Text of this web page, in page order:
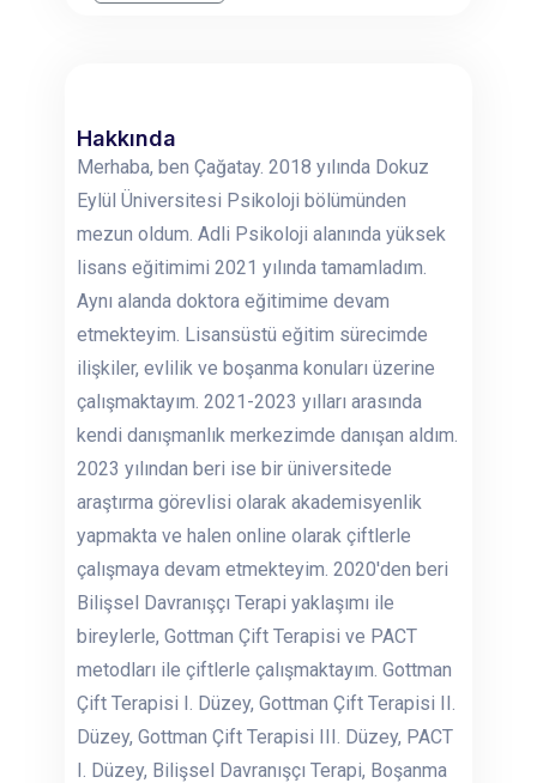
Hakkında
Merhaba, ben Çağatay. 2018 yılında Dokuz
Eylül Üniversitesi Psikoloji bölümünden
mezun oldum. Adli Psikoloji alanında yüksek
lisans eğitimimi 2021 yılında tamamladım.
Aynı alanda doktora eğitimime devam
etmekteyim. Lisansüstü eğitim sürecimde
ilişkiler, evlilik ve boşanma konuları üzerine
çalışmaktayım. 2021-2023 yılları arasında
kendi danışmanlık merkezimde danışan aldım.
2023 yılından beri ise bir üniversitede
araştırma görevlisi olarak akademisyenlik
yapmakta ve halen online olarak çiftlerle
çalışmaya devam etmekteyim. 2020'den beri
Bilişsel Davranışçı Terapi yaklaşımı ile
bireylerle, Gottman Çift Terapisi ve PACT
metodları ile çiftlerle çalışmaktayım. Gottman
Çift Terapisi I. Düzey, Gottman Çift Terapisi II.
Düzey, Gottman Çift Terapisi III. Düzey, PACT
I. Düzey, Bilişsel Davranışçı Terapi, Boşanma